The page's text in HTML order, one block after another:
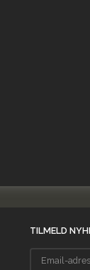
TILMELD
adresse